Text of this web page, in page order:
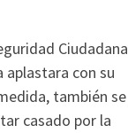
Ciudadana
aplastara con su
también se
casado por la